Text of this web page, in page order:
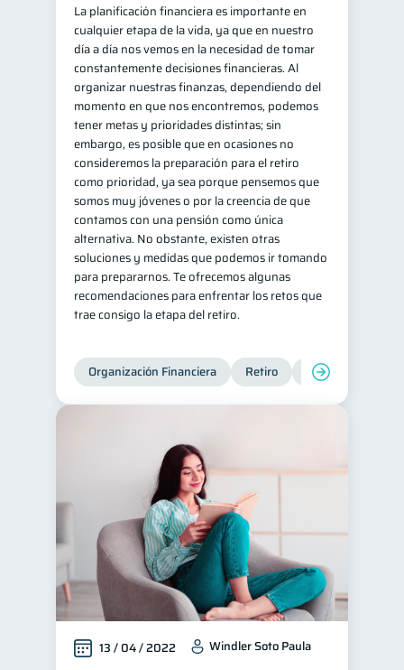
Organización Financiera 10
Deudas 10
Entidad financiera
Préstamos 8 Ahorro 8
Consejos
Tarjeta de crédito 6
Historial crediticio
Ciberseguridad 5
Servicios
Derechos & Deberes 4
Superintendencia de Bancos
Cuenta Inactiva
Educación Financiera
Mipymes
Información financiera 1
inversiones 1
Salud mental 1 ahorro 1
Retiro Doble sueldo 1
Gasto responsable
información financiera
La planificación financiera es importante en
cualquier etapa de la vida, ya que en nuestro
día a día nos vemos en la necesidad de tomar
constantemente decisiones financieras. Al
organizar nuestras finanzas, dependiendo del
momento en que nos encontremos, podemos
tener metas y prioridades distintas; sin
embargo, es posible que en ocasiones no
consideremos la preparación para el retiro
como prioridad, ya sea porque pensemos que
somos muy jóvenes o por la creencia de que
contamos con una pensión como única
alternativa. No obstante, existen otras
soluciones y medidas que podemos ir tomando
para prepararnos. Te ofrecemos algunas
recomendaciones para enfrentar los retos que
trae consigo la etapa del retiro.
Organización Financiera Retiro Cuenta
13 / 04 / 2022 Windler Soto Paula